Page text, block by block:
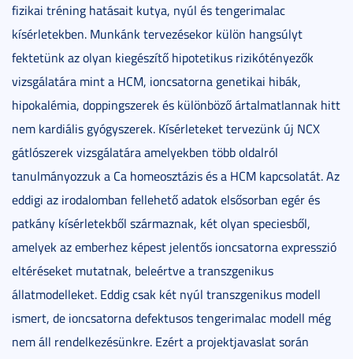
fizikai tréning hatásait kutya, nyúl és tengerimalac
kísérletekben. Munkánk tervezésekor külön hangsúlyt
fektetünk az olyan kiegészítő hipotetikus rizikótényezők
vizsgálatára mint a HCM, ioncsatorna genetikai hibák,
hipokalémia, doppingszerek és különböző ártalmatlannak hitt
nem kardiális gyógyszerek. Kísérleteket tervezünk új NCX
gátlószerek vizsgálatára amelyekben több oldalról
tanulmányozzuk a Ca homeosztázis és a HCM kapcsolatát. Az
eddigi az irodalomban fellehető adatok elsősorban egér és
patkány kísérletekből származnak, két olyan speciesből,
amelyek az emberhez képest jelentős ioncsatorna expresszió
eltéréseket mutatnak, beleértve a transzgenikus
állatmodelleket. Eddig csak két nyúl transzgenikus modell
ismert, de ioncsatorna defektusos tengerimalac modell még
nem áll rendelkezésünkre. Ezért a projektjavaslat során